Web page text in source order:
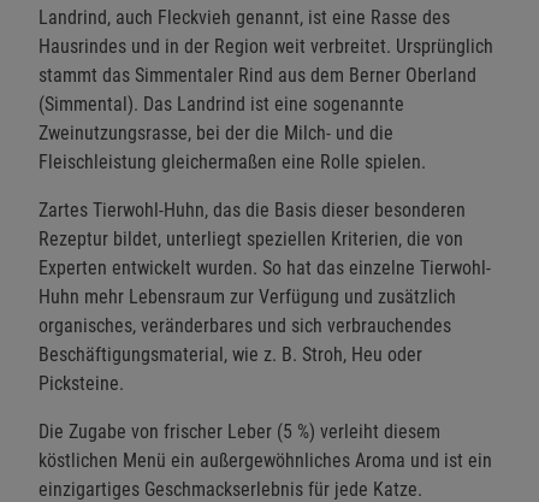
Landrind, auch Fleckvieh genannt, ist eine Rasse des
Hausrindes und in der Region weit verbreitet. Ursprünglich
stammt das Simmentaler Rind aus dem Berner Oberland
(Simmental). Das Landrind ist eine sogenannte
Zweinutzungsrasse, bei der die Milch- und die
Fleischleistung gleichermaßen eine Rolle spielen.
Zartes Tierwohl-Huhn, das die Basis dieser besonderen
Rezeptur bildet, unterliegt speziellen Kriterien, die von
Experten entwickelt wurden. So hat das einzelne Tierwohl-
Huhn mehr Lebensraum zur Verfügung und zusätzlich
organisches, veränderbares und sich verbrauchendes
Beschäftigungsmaterial, wie z. B. Stroh, Heu oder
Picksteine.
Die Zugabe von frischer Leber (5 %) verleiht diesem
köstlichen Menü ein außergewöhnliches Aroma und ist ein
einzigartiges Geschmackserlebnis für jede Katze.